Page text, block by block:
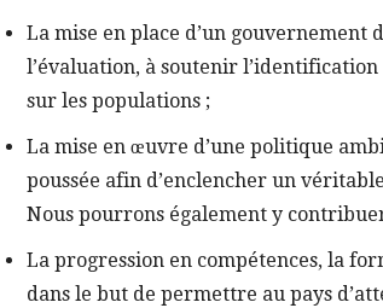
La mise en place d’un gouvernement
l’évaluation, à soutenir
sur les populations ;
La mise en œuvre d’une politique
poussée afin d’enclencher un
Nous pourrons également y
La progression en compétences, la
dans le but de permettre au pays